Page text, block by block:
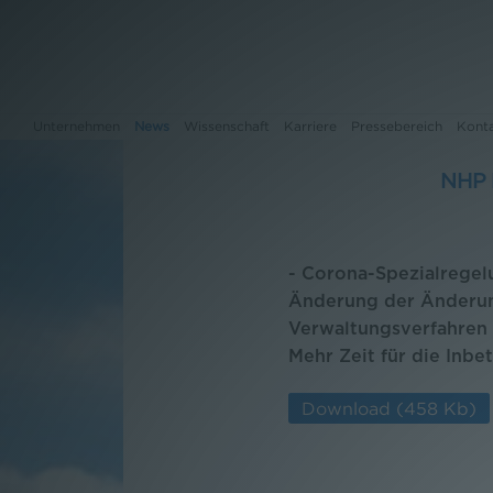
News Wissenschaft Karriere Pressebereich
- Corona-
Änderung der
Mehr Zeit für die
Download (458 Kb)